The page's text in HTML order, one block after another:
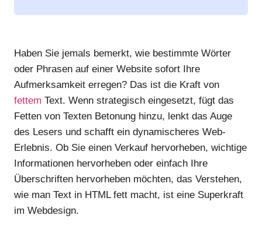
Haben Sie jemals bemerkt, wie bestimmte Wörter
oder Phrasen auf einer Website sofort Ihre
Aufmerksamkeit erregen? Das ist die Kraft von
fettem Text. Wenn strategisch eingesetzt, fügt das
Fetten von Texten Betonung hinzu, lenkt das Auge
des Lesers und schafft ein dynamischeres Web-
Erlebnis. Ob Sie einen Verkauf hervorheben, wichtige
Informationen hervorheben oder einfach Ihre
Überschriften hervorheben möchten, das Verstehen,
wie man Text in HTML fett macht, ist eine Superkraft
im Webdesign.